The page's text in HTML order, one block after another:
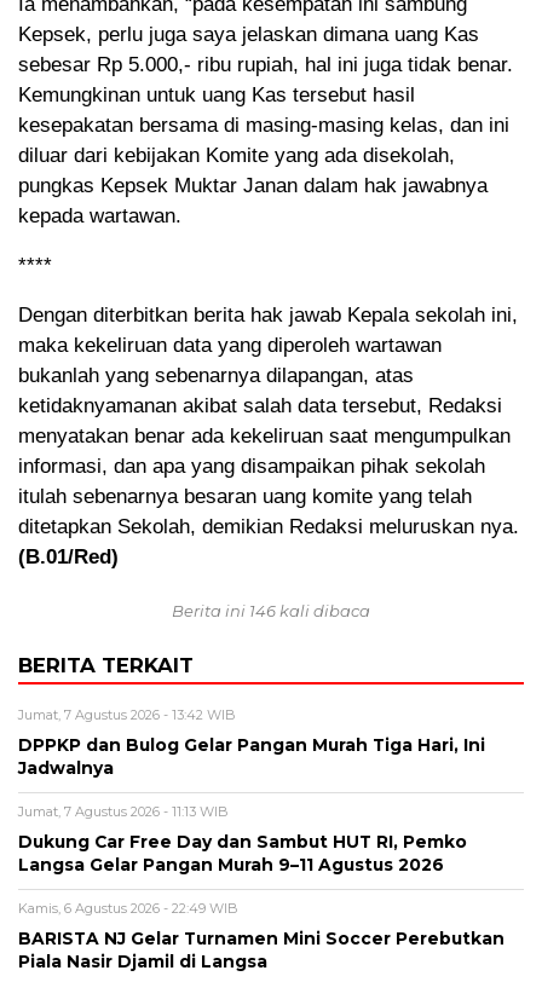
Ia menambahkan, “pada kesempatan ini sambung
Kepsek, perlu juga saya jelaskan dimana uang Kas
sebesar Rp 5.000,- ribu rupiah, hal ini juga tidak benar.
Kemungkinan untuk uang Kas tersebut hasil
kesepakatan bersama di masing-masing kelas, dan ini
diluar dari kebijakan Komite yang ada disekolah,
pungkas Kepsek Muktar Janan dalam hak jawabnya
kepada wartawan.
****
Dengan diterbitkan berita hak jawab Kepala sekolah ini,
maka kekeliruan data yang diperoleh wartawan
bukanlah yang sebenarnya dilapangan, atas
ketidaknyamanan akibat salah data tersebut, Redaksi
menyatakan benar ada kekeliruan saat mengumpulkan
informasi, dan apa yang disampaikan pihak sekolah
itulah sebenarnya besaran uang komite yang telah
ditetapkan Sekolah, demikian Redaksi meluruskan nya.
(B.01/Red)
Berita ini 146 kali dibaca
BERITA TERKAIT
Jumat, 7 Agustus 2026 - 13:42 WIB
DPPKP dan Bulog Gelar Pangan Murah Tiga Hari, Ini
Jadwalnya
Jumat, 7 Agustus 2026 - 11:13 WIB
Dukung Car Free Day dan Sambut HUT RI, Pemko
Langsa Gelar Pangan Murah 9–11 Agustus 2026
Kamis, 6 Agustus 2026 - 22:49 WIB
BARISTA NJ Gelar Turnamen Mini Soccer Perebutkan
Piala Nasir Djamil di Langsa